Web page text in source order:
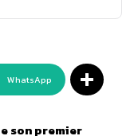
WhatsApp
son premier